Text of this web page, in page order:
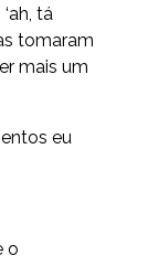
tá
tomaram
mais um
eu
o